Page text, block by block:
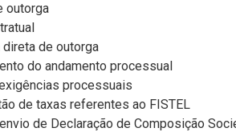
outorga
de outorga
do andamento processual
processuais
de taxas referentes ao FISTEL
de Declaração de Composição